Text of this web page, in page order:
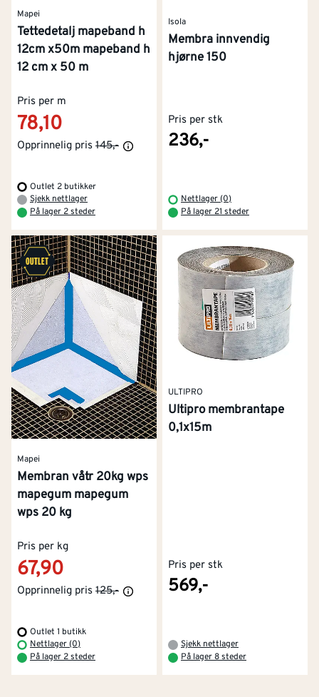
Mapei
Tettedetalj mapeband h
12cm x50m mapeband h
12 cm x 50 m
Pris per m
78,10
Opprinnelig pris 145,-
Outlet 2 butikker
Sjekk nettlager
På lager 2 steder
Isola
Membra innvendig
hjørne 150
Pris per stk
236,-
Nettlager (0)
På lager 21 steder
Mapei
Membran våtr 20kg wps
mapegum mapegum
wps 20 kg
Pris per kg
67,90
Opprinnelig pris 125,-
Outlet 1 butikk
Nettlager (0)
På lager 2 steder
ULTIPRO
Ultipro membrantape
0,1x15m
Pris per stk
569,-
Sjekk nettlager
På lager 8 steder
Kontakt oss
Om Montér